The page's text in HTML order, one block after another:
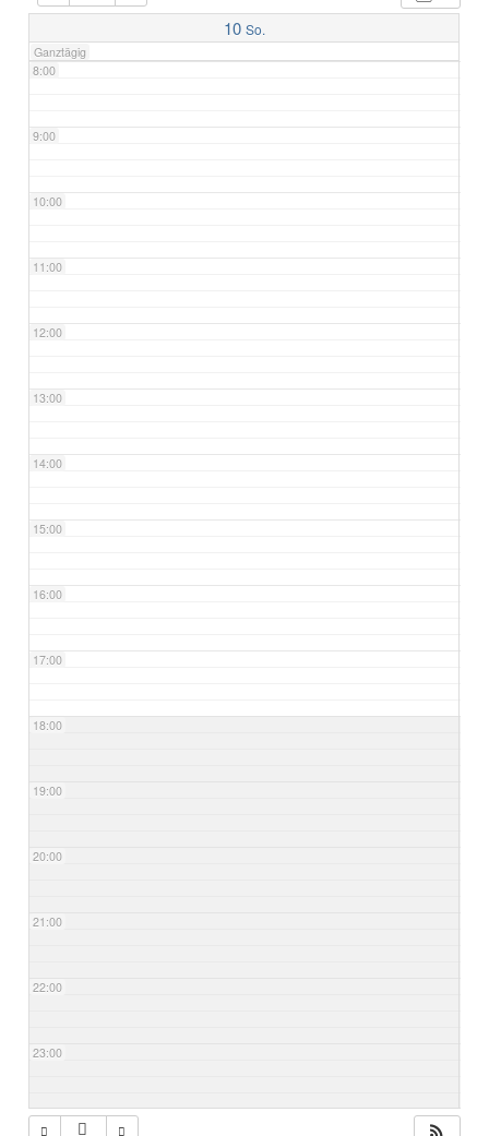
10 So.
Ganztägig
7:00
8:00
9:00
10:00
11:00
12:00
13:00
14:00
15:00
16:00
17:00
18:00
19:00
20:00
21:00
22:00
23:00